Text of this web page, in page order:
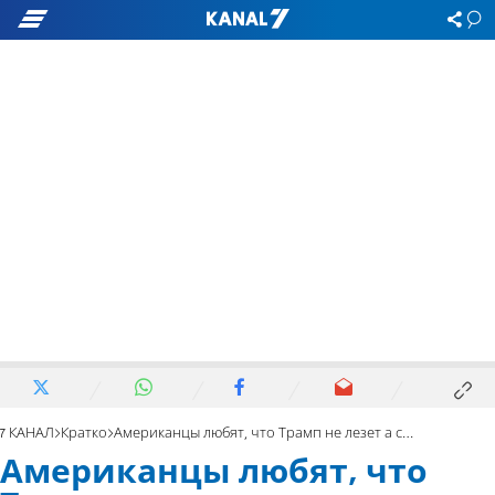
7 КАНАЛ Кратко Американцы любят, что Трамп не лезет а словом в карман»
Американцы любят, что